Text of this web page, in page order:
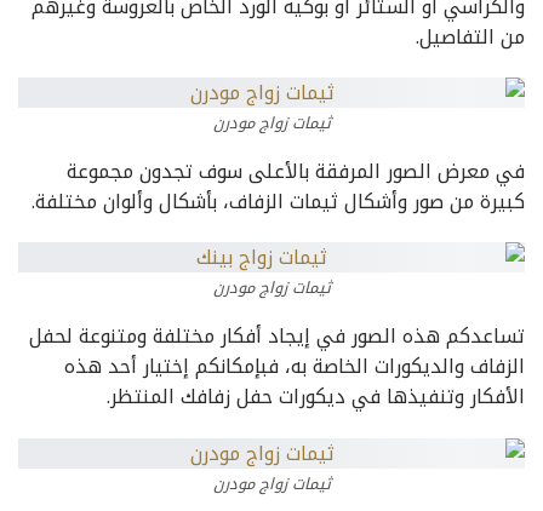
من التفاصيل.
ثيمات زواج مودرن
في معرض الصور المرفقة بالأعلى سوف تجدون مجموعة
كبيرة من صور وأشكال ثيمات الزفاف، بأشكال وألوان مختلفة.
ثيمات زواج مودرن
تساعدكم هذه الصور في إيجاد أفكار مختلفة ومتنوعة لحفل
الزفاف والديكورات الخاصة به، فبإمكانكم إختيار أحد هذه
الأفكار وتنفيذها في ديكورات حفل زفافك المنتظر.
ثيمات زواج مودرن